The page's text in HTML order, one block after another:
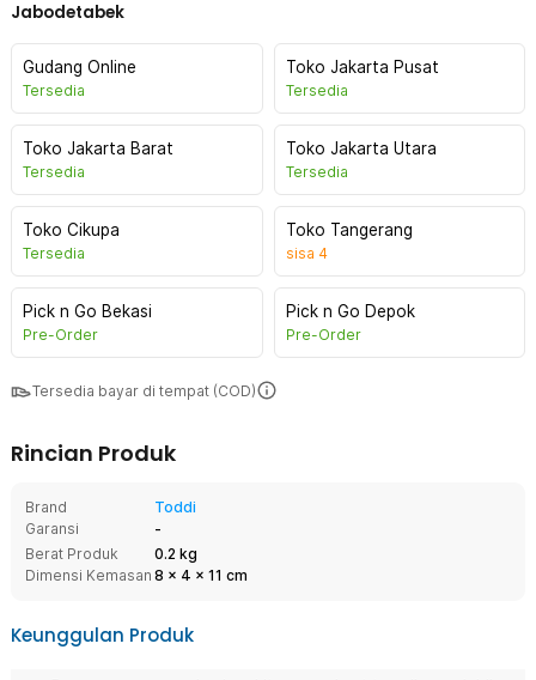
Jabodetabek
Gudang Online
Tersedia
Toko Jakarta Pusat
Tersedia
Toko Jakarta Barat
Tersedia
Toko Jakarta Utara
Tersedia
Toko Cikupa
Tersedia
Toko Tangerang
sisa 4
Pick n Go Bekasi
Pre-Order
Pick n Go Depok
Pre-Order
Tersedia bayar di tempat (COD)
Rincian Produk
Brand
Toddi
Garansi
-
Berat Produk
0.2 kg
Dimensi Kemasan 8 x 4 x 11 cm
Keunggulan Produk